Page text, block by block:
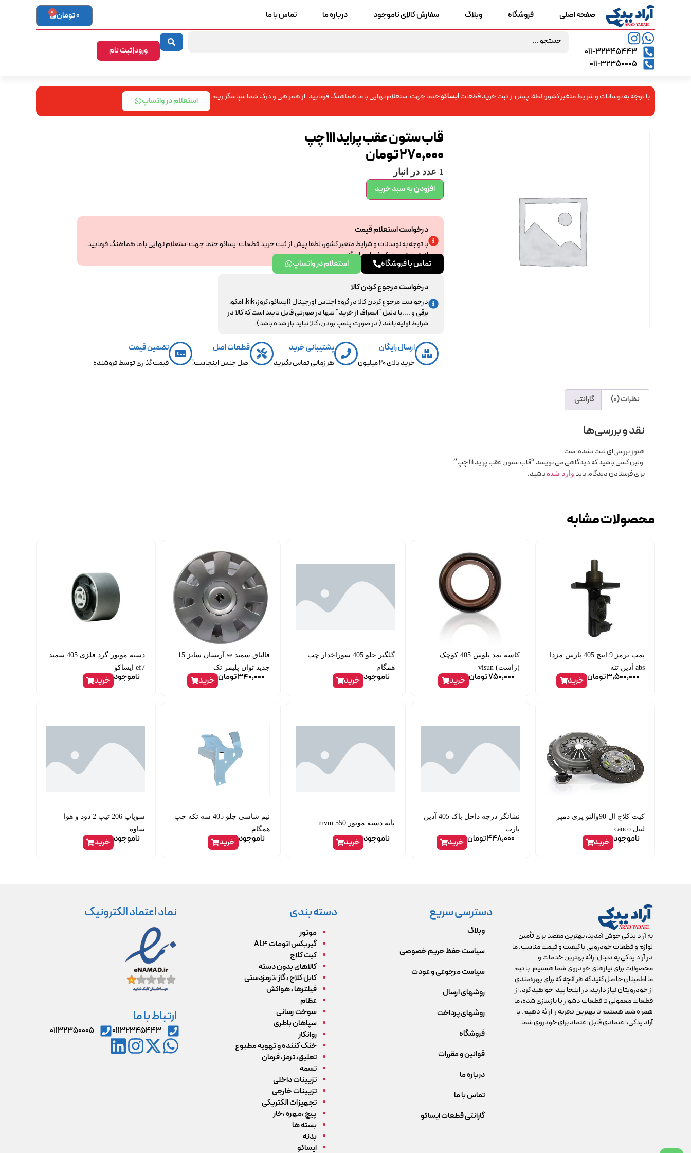
۰۱۱-۳۲۳۴۵۴۴۳
۰۱۱-۳۲۳۵۰۰۰۵
ورود|ثبت نام
صفحه اصلی فروشگاه وبلاگ سفارش کالای ناموجود درباره ما تماس با ما 0تومان 0
با توجه به نوسانات و شرایط متغیر کشور، لطفا پیش از ثبت خرید قطعاتایساکوحتما جهت استعلام نهایی با ما هماهنگ فرمایید. از همراهی و درک شما سپاسگزاریم. استعلام در واتساپ
قاب ستون عقب پراید 111 چپ
270,000تومان
1 عدد در انبار
افزودن به سبد خرید
درخواست استعلام قیمت
با توجه به نوسانات و شرایط متغیر کشور، لطفا پیش از ثبت خرید قطعات ایساکو حتما جهت استعلام نهایی با ما هماهنگ فرمایید.
از همراهی و درک شما سپاسگزاریم.
تماس با فروشگاه
استعلام در واتساپ
درخواست مرجوع کردن کالا
درخواست مرجوع کردن کالا در گروه اجناس اورجینال (ایساکو، کروز، kik، امکو،
برقی و ....با دلیل "انصراف از خرید" تنها در صورتی قابل تایید است که کالا در
شرایط اولیه باشد ( در صورت پلمپ بودن، کالا نباید باز شده باشد).
ارسال رایگان
خرید بالای 20 میلیون
پشتیبانی خرید
هر زمانی تماس بگیرید
قطعات اصل
اصل جنس اینجاست!
تضمین قیمت
قیمت گذاری توسط فروشنده
نظرات (0) گارانتی
نقد و بررسی‌ها
هنوز بررسی‌ای ثبت نشده است.
اولین کسی باشید که دیدگاهی می نویسد “قاب ستون عقب پراید 111 چپ”
برای فرستادن دیدگاه، باید وارد شده باشید.
محصولات مشابه
پمپ ترمز 9 اینچ 405 پارس مزدا
abs آذین تنه
3,500,000تومان خرید
کاسه نمد پلوس 405 کوچک
(راست) visun
750,000تومان خرید
گلگیر جلو 405 سوراخدار چپ
همگام
ناموجود خرید
قالپاق سمند se آریسان سایز 15
جدید توان پلیمر تک
340,000تومان خرید
دسته موتور گرد فلزی 405 سمند
ef7 ایساکو
ناموجود خرید
کیت کلاج ال 90والئو پری دمپر
لیبل caoco
ناموجود خرید
نشانگر درجه داخل باک 405 آذین
پارت
448,000تومان خرید
پایه دسته موتور mvm 550
ناموجود خرید
نیم شاسی جلو 405 سه تکه چپ
همگام
ناموجود خرید
سوپاپ 206 تیپ 2 دود و هوا
ساوه
ناموجود خرید
به آراد یدکی خوش آمدید، بهترین مقصد برای تأمین
لوازم و قطعات خودرویی با کیفیت و قیمت مناسب. ما
در آراد یدکی به دنبال ارائه بهترین خدمات و
محصولات برای نیازهای خودروی شما هستیم. با تیم
ما اطمینان حاصل کنید که هر آنچه که برای بهره‌مندی
از خودرویتان نیاز دارید، در اینجا پیدا خواهید کرد. از
قطعات معمولی تا قطعات دشوار یا بازسازی شده، ما
همراه شما هستیم تا بهترین تجربه را ارائه دهیم. با
آراد یدکی، اعتمادی قابل اعتماد برای خودروی شما.
دسترسی سریع
وبلاگ
سیاست حفظ حریم خصوصی
سیاست مرجوعی و عودت
روشهای ارسال
روشهای پرداخت
فروشگاه
قوانین و مقررات
درباره ما
تماس با ما
گارانتی قطعات ایساکو
دسته بندی
موتور
گیربکس اتومات AL4
کیت کلاج
کالاهای بدون دسته
کابل کلاج ، گاز ،ترمزدستی
فیلترها ، هواکش
عظام
سوخت رسانی
سپاهان باطری
روانکار
خنک کننده و تهویه مطبوع
تعلیق، ترمز، فرمان
تسمه
تزیینات داخلی
تزیینات خارجی
تجهیزات الکتریکی
پیچ ،مهره ،خار
بسته ها
بدنه
ایساکو
نماد اعتماد الکترونیک
ارتباط با ما
۰۱۱۳۲۳۴۵۴۴۳ ۰۱۱۳۲۳۵۰۰۰۵